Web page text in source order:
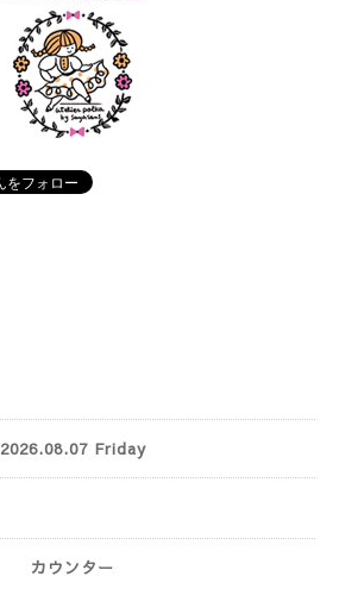
2026.08.07 Friday
カウンター